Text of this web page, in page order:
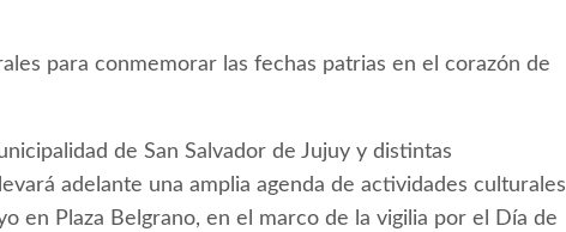
para conmemorar las fechas patrias en el corazón de
de San Salvador de Jujuy y distintas
adelante una amplia agenda de actividades culturales
en Plaza Belgrano, en el marco de la vigilia por el Día de